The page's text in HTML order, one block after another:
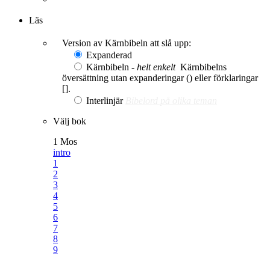
Läs
Version av Kärnbibeln att slå upp:
Expanderad
Kärnbibeln - helt enkelt Kärnbibelns
översättning utan expanderingar () eller förklaringar
[].
Interlinjär
Välj bok
1 Mos
intro
1
2
3
4
5
6
7
8
9